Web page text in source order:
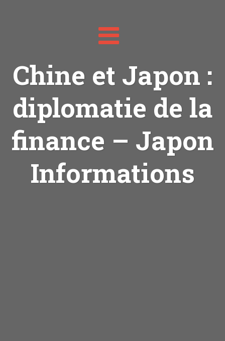
Toggle
navigation
Chine et Japon :
diplomatie de la
finance – Japon
Informations